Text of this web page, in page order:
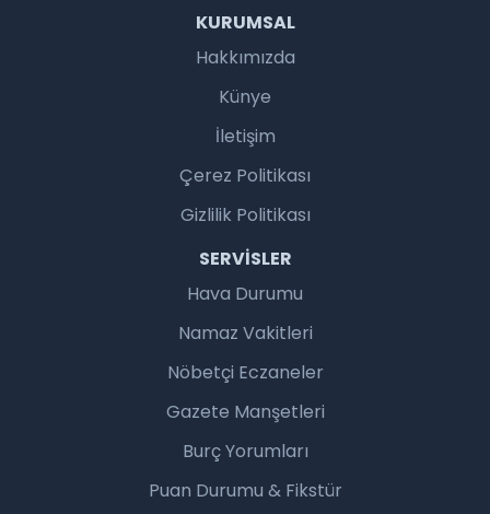
KURUMSAL
Hakkımızda
Künye
İletişim
Çerez Politikası
Gizlilik Politikası
SERVISLER
Hava Durumu
Namaz Vakitleri
Nöbetçi Eczaneler
Gazete Manşetleri
Burç Yorumları
Puan Durumu & Fikstür